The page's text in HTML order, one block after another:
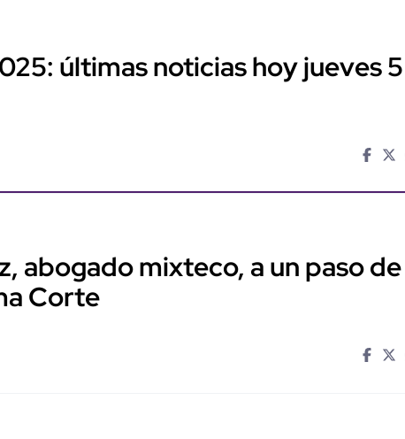
últimas noticias hoy jueves 5
abogado mixteco, a un paso de
Corte